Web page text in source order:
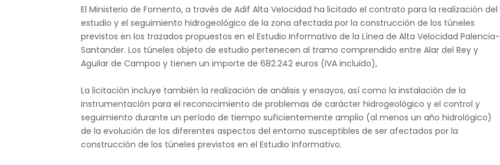
El Ministerio de Fomento, a través de Adif Alta Velocidad ha licitado el contrato para la realización del
estudio y el seguimiento hidrogeológico de la zona afectada por la construcción de los túneles
previstos en los trazados propuestos en el Estudio Informativo de la Línea de Alta Velocidad Palencia-
Santander. Los túneles objeto de estudio pertenecen al tramo comprendido entre Alar del Rey y
Aguilar de Campoo y tienen un importe de 682.242 euros (IVA incluido),
La licitación incluye también la realización de análisis y ensayos, así como la instalación de la
instrumentación para el reconocimiento de problemas de carácter hidrogeológico y el control y
seguimiento durante un período de tiempo suficientemente amplio (al menos un año hidrológico)
de la evolución de los diferentes aspectos del entorno susceptibles de ser afectados por la
construcción de los túneles previstos en el Estudio Informativo.